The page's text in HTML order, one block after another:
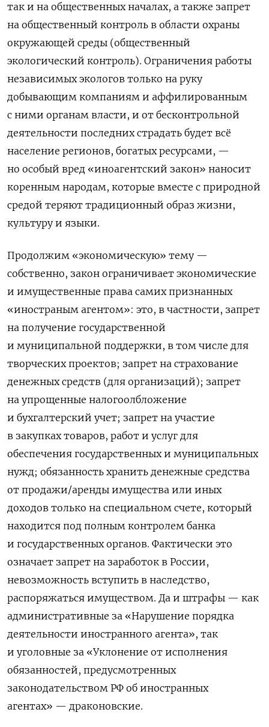
так и на общественных началах, а также запрет
на общественный контроль в области охраны
окружающей среды (общественный
экологический контроль). Ограничения работы
независимых экологов только на руку
добывающим компаниям и аффилированным
с ними органам власти, и от бесконтрольной
деятельности последних страдать будет всё
население регионов, богатых ресурсами, —
но особый вред «иноагентский закон» наносит
коренным народам, которые вместе с природной
средой теряют традиционный образ жизни,
культуру и языки.
Продолжим «экономическую» тему —
собственно, закон ограничивает экономические
и имущественные права самих признанных
«иностраным агентом»: это, в частности, запрет
на получение государственной
и муниципальной поддержки, в том числе для
творческих проектов; запрет на страхование
денежных средств (для организаций); запрет
на упрощенные налогоолбложение
и бухгалтерский учет; запрет на участие
в закупках товаров, работ и услуг для
обеспечения государственных и муниципальных
нужд; обязанность хранить денежные средства
от продажи/аренды имущества или иных
доходов только на специальном счете, который
находится под полным контролем банка
и государственных органов. Фактически это
означает запрет на заработок в России,
невозможность вступить в наследство,
распоряжаться имуществом. Да и штрафы — как
административные за «Нарушение порядка
деятельности иностранного агента», так
и уголовные за «Уклонение от исполнения
обязанностей, предусмотренных
законодательством РФ об иностранных
агентах» — драконовские.